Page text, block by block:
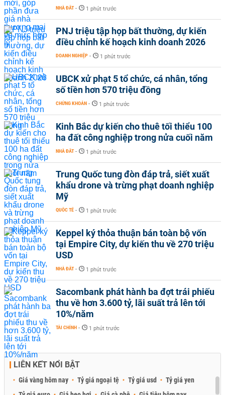
NHÀ ĐẤT - 1 phút trước
PNJ triệu tập họp bất thường, dự kiến
điều chỉnh kế hoạch kinh doanh 2026
DOANH NGHIỆP - 1 phút trước
UBCK xử phạt 5 tổ chức, cá nhân, tổng
số tiền hơn 570 triệu đồng
CHỨNG KHOÁN - 1 phút trước
Kinh Bắc dự kiến cho thuê tối thiểu 100
ha đất công nghiệp trong nửa cuối năm
NHÀ ĐẤT - 1 phút trước
Trung Quốc tung đòn đáp trả, siết xuất
khẩu drone và trừng phạt doanh nghiệp
Mỹ
QUỐC TẾ - 1 phút trước
Keppel ký thỏa thuận bán toàn bộ vốn
tại Empire City, dự kiến thu về 270 triệu
USD
NHÀ ĐẤT - 1 phút trước
Sacombank phát hành ba đợt trái phiếu
thu về hơn 3.600 tỷ, lãi suất trả lên tới
10%/năm
TÀI CHÍNH - 1 phút trước
LIÊN KẾT NỔI BẬT
Giá vàng hôm nay Tỷ giá ngoại tệ Tỷ giá usd
Tỷ giá yen